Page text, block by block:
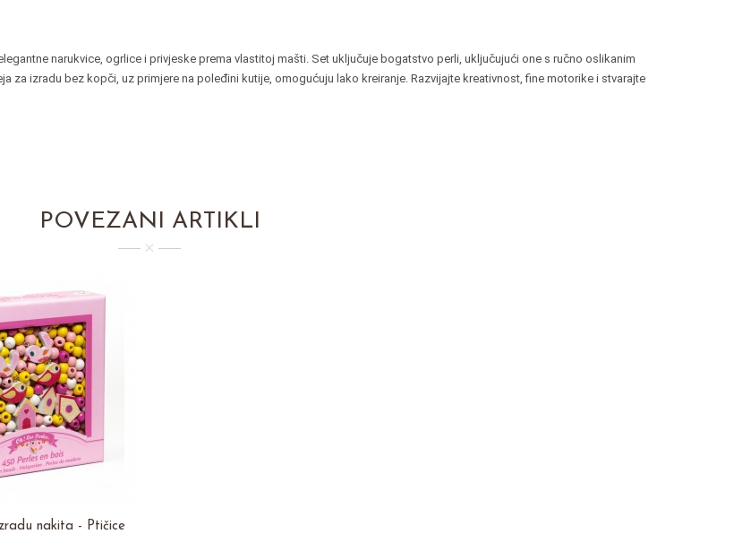
narukvice, ogrlice i privjeske prema vlastitoj mašti. Set uključuje bogatstvo perli, uključujući one s ručno oslikanim
za izradu bez kopči, uz primjere na poleđini kutije, omogućuju lako kreiranje. Razvijajte kreativnost, fine motorike i stvarajte
POVEZANI ARTIKLI
nakita - Ptičice